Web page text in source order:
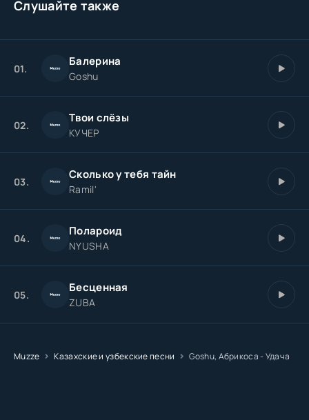
Слушайте также
01. Балерина
Goshu
02. Твои слёзы
КУЧЕР
03. Сколько у тебя тайн
Ramil'
04. Полароид
NYUSHA
05. Бесценная
ZUBA
Muzze Казахские и узбекские песни Goshu, Абрикоса - Удача